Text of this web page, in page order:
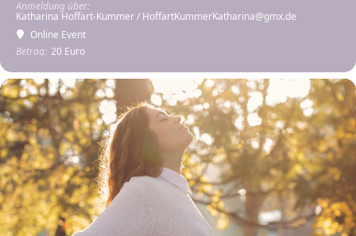
Anmeldung über:
Katharina Hoffart-Kummer / HoffartKummerKatharina@gmx.de
Online Event
Betrag: 20 Euro